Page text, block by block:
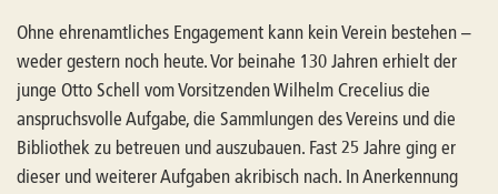
Ohne ehrenamtliches Engagement kann kein Verein bestehen –
weder gestern noch heute. Vor beinahe 130 Jahren erhielt der
junge Otto Schell vom Vorsitzenden Wilhelm Crecelius die
anspruchsvolle Aufgabe, die Sammlungen des Vereins und die
Bibliothek zu betreuen und auszubauen. Fast 25 Jahre ging er
dieser und weiterer Aufgaben akribisch nach. In Anerkennung